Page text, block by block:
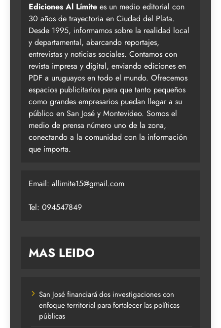
Ediciones Al Límite es un medio editorial con
30 años de trayectoria en Ciudad del Plata.
Desde 1995, informamos sobre la realidad local
y departamental, abarcando reportajes,
entrevistas y noticias sociales. Contamos con
revista impresa y digital, enviando ediciones en
PDF a uruguayos en todo el mundo. Ofrecemos
espacios publicitarios para que tanto pequeños
como grandes empresarios puedan llegar a su
público en San José y Montevideo. Somos el
medio de prensa número uno de la zona,
conectando a la comunidad con la información
que importa.
Email: allimite15@gmail.com
Tel: 094547849
MAS LEIDO
San José financiará dos investigaciones con
enfoque territorial para fortalecer las políticas
públicas